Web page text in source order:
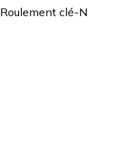
Roulement clé-N